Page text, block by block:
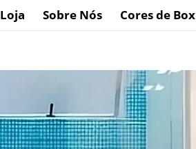
Loja Sobre Nós Cores de Box